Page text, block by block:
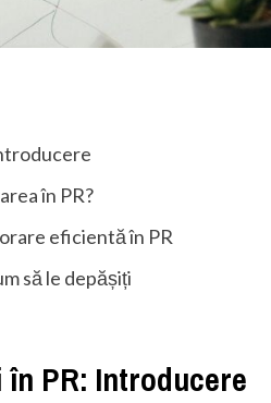
în PR?
eficientă în PR
să le depășiți
PR: Introducere